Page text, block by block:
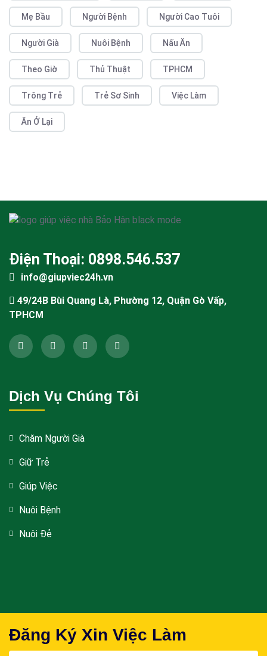
Mẹ Bầu Người Bệnh Người Cao Tuôi
Người Già Nuôi Bệnh Nấu Ăn
Theo Giờ Thủ Thuật TPHCM
Trông Trẻ Trẻ Sơ Sinh Việc Làm
Ăn Ở Lại
Điện Thoại: 0898.546.537
info@giupviec24h.vn
49/24B Bùi Quang Là, Phường 12, Quận Gò Vấp,
TPHCM
Dịch Vụ Chúng Tôi
Chăm Người Già
Giữ Trẻ
Giúp Việc
Nuôi Bệnh
Nuôi Đẻ
Đăng Ký Xin Việc Làm